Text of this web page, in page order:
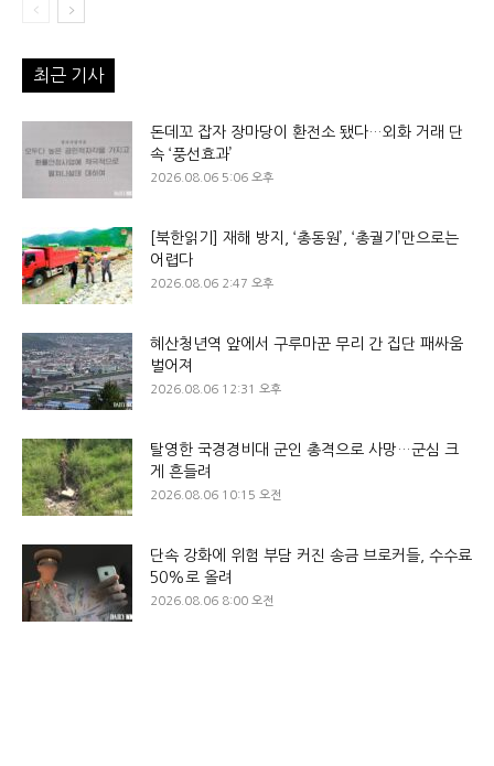
최근 기사
돈데꼬 잡자 장마당이 환전소 됐다…외화 거래 단
속 ‘풍선효과’
2026.08.06 5:06 오후
[북한읽기] 재해 방지, ‘총동원’, ‘총궐기’만으로는
어렵다
2026.08.06 2:47 오후
혜산청년역 앞에서 구루마꾼 무리 간 집단 패싸움
벌어져
2026.08.06 12:31 오후
탈영한 국경경비대 군인 총격으로 사망…군심 크
게 흔들려
2026.08.06 10:15 오전
단속 강화에 위험 부담 커진 송금 브로커들, 수수료
50%로 올려
2026.08.06 8:00 오전